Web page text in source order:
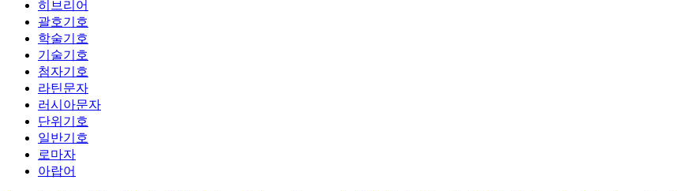
히브리어
괄호기호
학술기호
기술기호
첨자기호
라틴문자
러시아문자
단위기호
일반기호
로마자
아랍어